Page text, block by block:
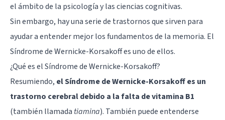
el ámbito de la psicología y las ciencias cognitivas.
Sin embargo, hay una serie de trastornos que sirven para
ayudar a entender mejor los fundamentos de la memoria. El
Síndrome de Wernicke-Korsakoff es uno de ellos.
¿Qué es el Síndrome de Wernicke-Korsakoff?
Resumiendo, el Síndrome de Wernicke-Korsakoff es un
trastorno cerebral debido a la falta de vitamina B1
(también llamada tiamina). También puede entenderse